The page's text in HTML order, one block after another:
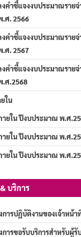
คำชี้แจงงบประมาณรายจ่
ศ. 2566
คำชี้แจงงบประมาณรายจ่
ศ. 2567
คำชี้แจงงบประมาณรายจ่
.ศ.2568
ใน
ายใน ปีงบประมาณ พ.ศ
ายใน ปีงบประมาณ พ.ศ
ายใน ปีงบประมาณ พ.ศ
บริการ
ารปฏิบัติงานของเจ้าหน้า
ารขอรับบริการสำหรับผู้รั